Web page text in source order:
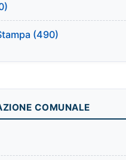
(490)
COMUNALE